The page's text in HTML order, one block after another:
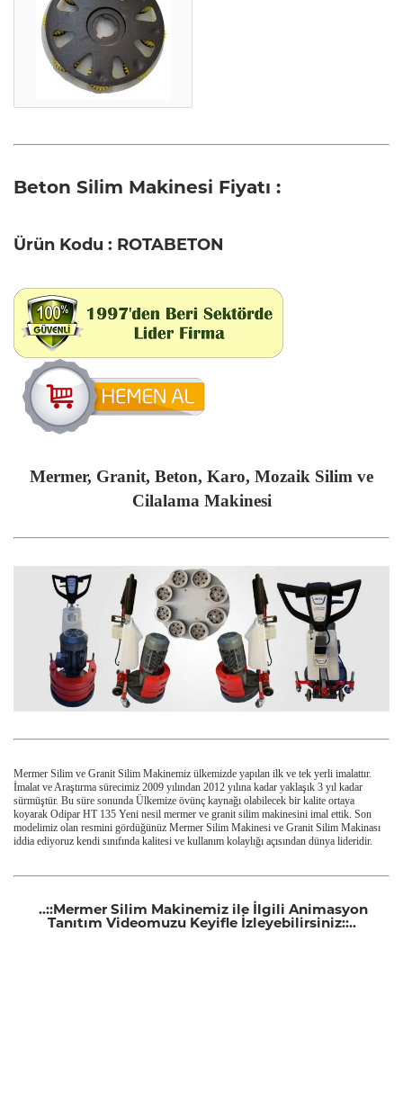
Beton Silim Makinesi Fiyatı :
Ürün Kodu : ROTABETON
Mermer, Granit, Beton, Karo, Mozaik Silim ve
Cilalama Makinesi
Mermer Silim ve Granit Silim Makinemiz ülkemizde yapılan ilk ve tek yerli imalattır.
İmalat ve Araştırma sürecimiz 2009 yılından 2012 yılına kadar yaklaşık 3 yıl kadar
sürmüştür. Bu süre sonunda Ülkemize övünç kaynağı olabilecek bir kalite ortaya
koyarak Odipar HT 135 Yeni nesil mermer ve granit silim makinesini imal ettik. Son
modelimiz olan resmini gördüğünüz Mermer Silim Makinesi ve Granit Silim Makinası
iddia ediyoruz kendi sınıfında kalitesi ve kullanım kolaylığı açısından dünya lideridir.
..::Mermer Silim Makinemiz ile İlgili Animasyon
Tanıtım Videomuzu Keyifle İzleyebilirsiniz::..